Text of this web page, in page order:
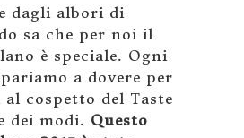
dagli albori di
sa che per noi il
è speciale. Ogni
a dovere per
cospetto del Taste
dei modi. Questo